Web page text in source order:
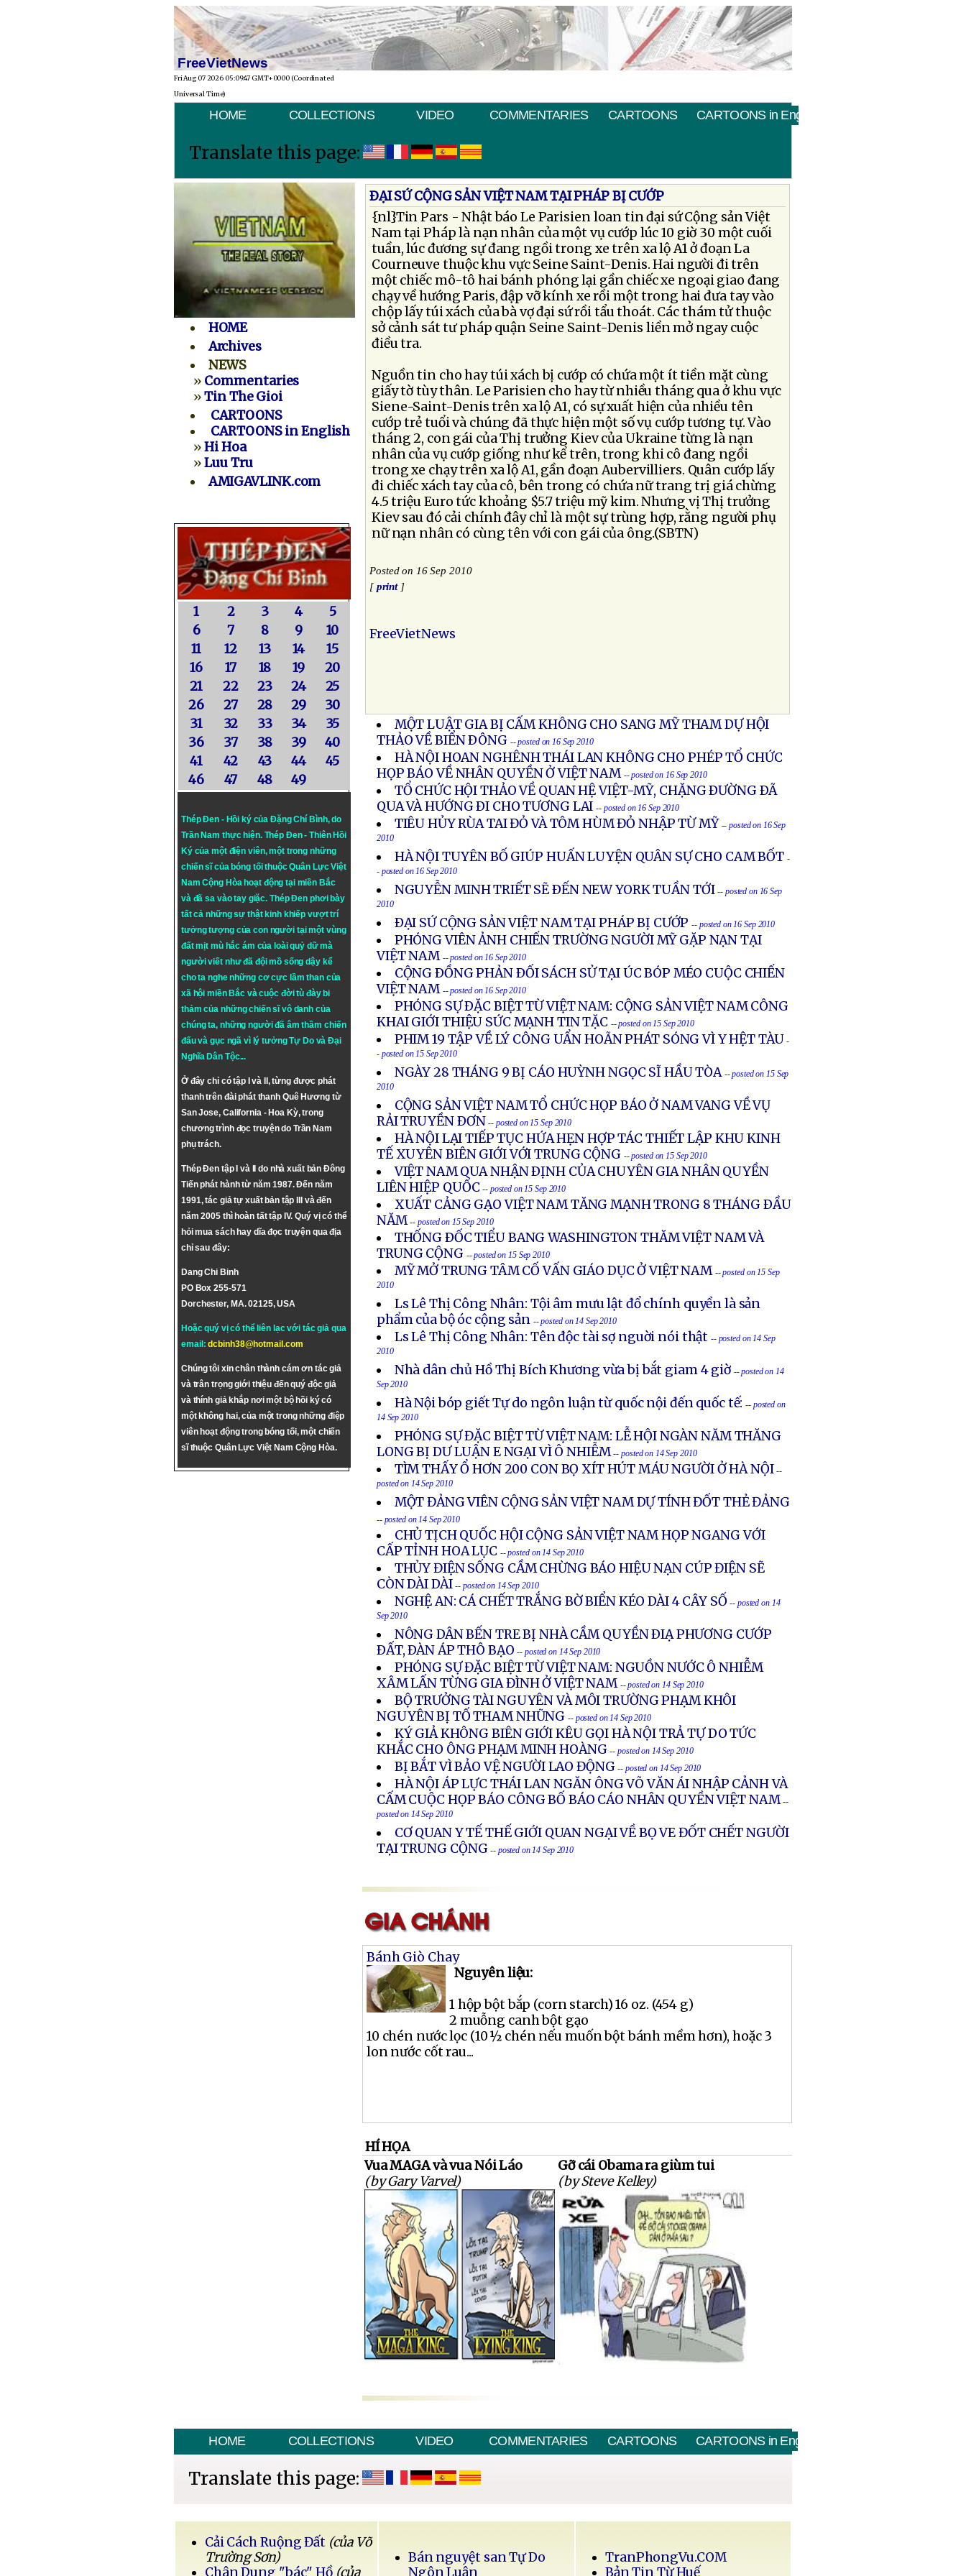
FreeVietNews
Fri Aug 07 2026 05:09:47 GMT+0000 (Coordinated
Universal Time)
HOME COLLECTIONS VIDEO COMMENTARIES CARTOONS CARTOONS in English
Translate this page:
HOME
Archives
NEWS
» Commentaries
»Tin The Gioi
CARTOONS
CARTOONS in English
»Hi Hoa
»Luu Tru
AMIGAVLINK.com
1 2 3 4
5
6
7 8 9
10
11
12 13 14
15
16
17 18 19
20
21
22 23 24
25
26
27 28 29
30
31
32 33 34
35
36
37 38 39
40
41
42 43 44
45
46
47 48 49
Thép Đen - Hồi ký của Đặng Chí Bình, do
Trần Nam thực hiện. Thép Đen- Thiên Hồi
Ký của một điện viên, một trong những
chiến sĩ của bóng tối thuộc Quân Lực Việt
Nam Cộng Hòa hoạt động tại miền Bắc
và đã sa vào tay giặc. Thép Đen phơi bày
tất cả những sự thật kinh khiếp vượt trí
tưởng tượng của con người tại một vùng
đất mịt mù hắc ám của loài quỷ dữ mà
người viết như đã đội mồ sống dậy kể
cho ta nghe những cơ cực lầm than của
xã hội miền Bắc và cuộc đời tù đày bi
thảm của những chiến sĩ vô danh của
chúng ta, những người đã âm thầm chiến
đấu và gục ngã vì lý tưởngTự DovàĐại
Nghĩa Dân Tộc...
Ở đây chỉ có tập I và II, từng được phát
thanh trên đài phát thanh Quê Hương từ
San Jose, California - Hoa Kỳ, trong
chương trình đọc truyện do Trần Nam
phụ trách.
Thép Đen tập I và II do nhà xuất bản Đông
Tiến phát hành từ năm 1987. Đến năm
1991, tác giả tự xuất bản tập III và đến
năm 2005 thì hoàn tất tập IV. Quý vị có thể
hỏi mua sách hay dĩa đọc truyện qua địa
chỉ sau đây:
Dang Chi Binh
PO Box 255-571
Dorchester, MA. 02125, USA
Hoặc quý vị có thể liên lạc với tác giả qua
email:dcbinh38@hotmail.com
Chúng tôi xin chân thành cám ơn tác giả
và trân trọng giới thiệu đến quý độc giả
và thính giả khắp nơi một bộ hồi ký có
một không hai, của một trong những điệp
viên hoạt động trong bóng tối, một chiến
sĩ thuộc Quân Lực Việt Nam Cộng Hòa.
ÐẠI SỨ CỘNG SẢN VIỆT NAM TẠI PHÁP BỊ CƯỚP
{nl}Tin Pars - Nhật báo Le Parisien loan tin đại sứ Cộng sản Việt
Nam tại Pháp là nạn nhân của một vụ cướp lúc 10 giờ 30 một cuối
tuần, lúc đương sự đang ngồi trong xe trên xa lộ A1 ở đoạn La
Courneuve thuộc khu vực Seine Saint-Denis. Hai người đi trên
một chiếc mô-tô hai bánh phóng lại gần chiếc xe ngoại giao đang
chạy về hướng Paris, đập vỡ kính xe rồi một trong hai đưa tay vào
chộp lấy túi xách của bà vợ đại sứ rồi tẩu thoát. Các thám tử thuộc
sở cảnh sát tư pháp quận Seine Saint-Denis liền mở ngay cuộc
điều tra.
Nguồn tin cho hay túi xách bị cướp có chứa một ít tiền mặt cùng
giấy tờ tùy thân. Le Parisien cho hay từ nhiều tháng qua ở khu vực
Siene-Saint-Denis trên xa lộ A1, có sự xuất hiện của nhiều tên
cướp trẻ tuổi và chúng đã thực hiện một số vụ cướp tương tự. Vào
tháng 2, con gái của Thị trưởng Kiev của Ukraine từng là nạn
nhân của vụ cướp giống như kể trên, trong khi cô đang ngồi
trong xe chạy trên xa lộ A1, gần đoạn Aubervilliers. Quân cướp lấy
đi chiếc xách tay của cô, bên trong có chứa nữ trang trị giá chừng
4.5 triệu Euro tức khoảng $5.7 triệu mỹ kim. Nhưng vị Thị trưởng
Kiev sau đó cải chính đây chỉ là một sự trùng hợp, rằng người phụ
nữ nạn nhân có cùng tên với con gái của ông.(SBTN)
Posted on 16 Sep 2010
[print]
FreeVietNews
MỘT LUẬT GIA BỊ CẤM KHÔNG CHO SANG MỸ THAM DỰ HỘI
THẢO VỀ BIỂN ÐÔNG -- posted on 16 Sep 2010
HÀ NỘI HOAN NGHÊNH THÁI LAN KHÔNG CHO PHÉP TỔ CHỨC
HỌP BÁO VỀ NHÂN QUYỀN Ở VIỆT NAM -- posted on 16 Sep 2010
TỔ CHỨC HỘI THẢO VỀ QUAN HỆ VIỆT-MỸ, CHẶNG ÐƯỜNG ÐÃ
QUA VÀ HƯỚNG ÐI CHO TƯƠNG LAI-- posted on 16 Sep 2010
TIÊU HỦY RÙA TAI ĐỎ VÀ TÔM HÙM ĐỎ NHẬP TỪ MỸ -- posted on 16 Sep
2010
HÀ NỘI TUYÊN BỐ GIÚP HUẤN LUYỆN QUÂN SỰ CHO CAM BỐT -
- posted on 16 Sep 2010
NGUYỄN MINH TRIẾT SẼ ÐẾN NEW YORK TUẦN TỚI-- posted on 16 Sep
2010
ÐẠI SỨ CỘNG SẢN VIỆT NAM TẠI PHÁP BỊ CƯỚP -- posted on 16 Sep 2010
PHÓNG VIÊN ẢNH CHIẾN TRƯỜNG NGƯỜI MỸ GẶP NẠN TẠI
VIỆT NAM -- posted on 16 Sep 2010
CỘNG ÐỒNG PHẢN ÐỐI SÁCH SỬ TẠI ÚC BÓP MÉO CUỘC CHIẾN
VIỆT NAM -- posted on 16 Sep 2010
PHÓNG SỰ ÐẶC BIỆT TỪ VIỆT NAM: CỘNG SẢN VIỆT NAM CÔNG
KHAI GIỚI THIỆU SỨC MẠNH TIN TẶC -- posted on 15 Sep 2010
PHIM 19 TẬP VỀ LÝ CÔNG UẨN HOÃN PHÁT SÓNG VÌ Y HỆT TÀU -
- posted on 15 Sep 2010
NGÀY 28 THÁNG 9 BỊ CÁO HUỲNH NGỌC SĨ HẦU TÒA -- posted on 15 Sep
2010
CỘNG SẢN VIỆT NAM TỔ CHỨC HỌP BÁO Ở NAM VANG VỀ VỤ
RẢI TRUYỀN ÐƠN -- posted on 15 Sep 2010
HÀ NỘI LẠI TIẾP TỤC HỨA HẸN HỢP TÁC THIẾT LẬP KHU KINH
TẾ XUYÊN BIÊN GIỚI VỚI TRUNG CỘNG -- posted on 15 Sep 2010
VIỆT NAM QUA NHẬN ÐỊNH CỦA CHUYÊN GIA NHÂN QUYỀN
LIÊN HIỆP QUỐC-- posted on 15 Sep 2010
XUẤT CẢNG GẠO VIỆT NAM TĂNG MẠNH TRONG 8 THÁNG ÐẦU
NĂM-- posted on 15 Sep 2010
THỐNG ÐỐC TIỂU BANG WASHINGTON THĂM VIỆT NAM VÀ
TRUNG CỘNG -- posted on 15 Sep 2010
MỸ MỞ TRUNG TÂM CỐ VẤN GIÁO DỤC Ở VIỆT NAM -- posted on 15 Sep
2010
Ls Lê Thị Công Nhân: Tội âm mưu lật đổ chính quyền là sản
phẩm của bộ óc cộng sản -- posted on 14 Sep 2010
Ls Lê Thị Công Nhân: Tên độc tài sợ nguời nói thật -- posted on 14 Sep
2010
Nhà dân chủ Hồ Thị Bích Khương vừa bị bắt giam 4 giờ -- posted on 14
Sep 2010
Hà Nội bóp giết Tự do ngôn luận từ quốc nội đến quốc tế: -- posted on
14 Sep 2010
PHÓNG SỰ ĐẶC BIỆT TỪ VIỆT NAM: LỄ HỘI NGÀN NĂM THĂNG
LONG BỊ DƯ LUẬN E NGẠI VÌ Ô NHIỄM -- posted on 14 Sep 2010
TÌM THẤY Ổ HƠN 200 CON BỌ XÍT HÚT MÁU NGƯỜI Ở HÀ NỘI --
posted on 14 Sep 2010
MỘT ĐẢNG VIÊN CỘNG SẢN VIỆT NAM DỰ TÍNH ĐỐT THẺ ĐẢNG
-- posted on 14 Sep 2010
CHỦ TỊCH QUỐC HỘI CỘNG SẢN VIỆT NAM HỌP NGANG VỚI
CẤP TỈNH HOA LỤC -- posted on 14 Sep 2010
THỦY ĐIỆN SỐNG CẦM CHỪNG BÁO HIỆU NẠN CÚP ĐIỆN SẼ
CÒN DÀI DÀI-- posted on 14 Sep 2010
NGHỆ AN: CÁ CHẾT TRẮNG BỜ BIỂN KÉO DÀI 4 CÂY SỐ-- posted on 14
Sep 2010
NÔNG DÂN BẾN TRE BỊ NHÀ CẦM QUYỀN ÐIẠ PHƯƠNG CƯỚP
ÐẤT, ÐÀN ÁP THÔ BẠO -- posted on 14 Sep 2010
PHÓNG SỰ ĐẶC BIỆT TỪ VIỆT NAM: NGUỒN NƯỚC Ô NHIỄM
XÂM LẤN TỪNG GIA ĐÌNH Ở VIỆT NAM -- posted on 14 Sep 2010
BỘ TRƯỞNG TÀI NGUYÊN VÀ MÔI TRƯỜNG PHẠM KHÔI
NGUYÊN BỊ TỐ THAM NHŨNG -- posted on 14 Sep 2010
KÝ GIẢ KHÔNG BIÊN GIỚI KÊU GỌI HÀ NỘI TRẢ TỰ DO TỨC
KHẮC CHO ÔNG PHẠM MINH HOÀNG-- posted on 14 Sep 2010
BỊ BẮT VÌ BẢO VỆ NGƯỜI LAO ĐỘNG-- posted on 14 Sep 2010
HÀ NỘI ÁP LỰC THÁI LAN NGĂN ÔNG VÕ VĂN ÁI NHẬP CẢNH VÀ
CẤM CUỘC HỌP BÁO CÔNG BỐ BÁO CÁO NHÂN QUYỀN VIỆT NAM --
posted on 14 Sep 2010
CƠ QUAN Y TẾ THẾ GIỚI QUAN NGẠI VỀ BỌ VE ĐỐT CHẾT NGƯỜI
TẠI TRUNG CỘNG-- posted on 14 Sep 2010
Bánh Giò Chay
Nguyên liệu:
1 hộp bột bắp (corn starch) 16 oz. (454 g)
2 muỗng canh bột gạo
10 chén nước lọc (10 ½ chén nếu muốn bột bánh mềm hơn), hoặc 3
lon nước cốt rau...
HÍ HỌA
Vua MAGA và vua Nói Láo
(by Gary Varvel)
Gỡ cái Obama ra giùm tui
(by Steve Kelley)
HOME COLLECTIONS VIDEO COMMENTARIES CARTOONS CARTOONS in English
Translate this page:
Cải Cách Ruộng Đất (của Võ
Trường Sơn)
Chân Dung "bác" Hồ (của
Bán nguyệt san Tự Do
Ngôn Luận
TranPhongVu.COM
Bản Tin Từ Huế